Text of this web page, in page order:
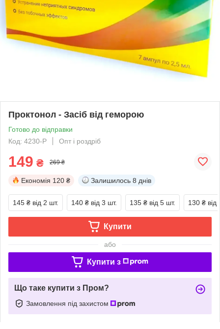
Проктонол - Засіб від геморою
Готово до відправки
Код: 4230-P
Опт і роздріб
149 ₴ 269 ₴
Економія 120 ₴ Залишилось 8 днів
145 ₴ від 2 шт. 140 ₴ від 3 шт. 135 ₴ від 5 шт. 130 ₴ від
Купити
або
Купити з
Що таке купити з Пром?
Замовлення під захистом